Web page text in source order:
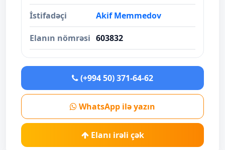
İstifadəçi Akif Memmedov
Elanın nömrəsi 603832
(+994 50) 371-64-62
WhatsApp ilə yazın
Elanı irəli çək